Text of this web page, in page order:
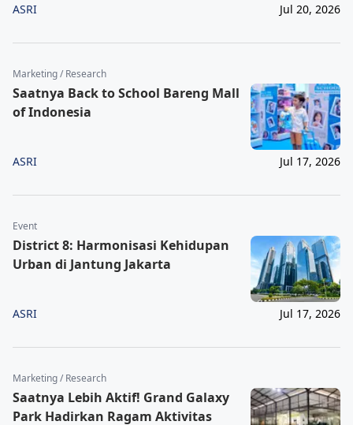
ASRI Jul 20, 2026
Marketing / Research
Saatnya Back to School Bareng Mall
of Indonesia
ASRI Jul 17, 2026
Event
District 8: Harmonisasi Kehidupan
Urban di Jantung Jakarta
ASRI Jul 17, 2026
Marketing / Research
Saatnya Lebih Aktif! Grand Galaxy
Park Hadirkan Ragam Aktivitas